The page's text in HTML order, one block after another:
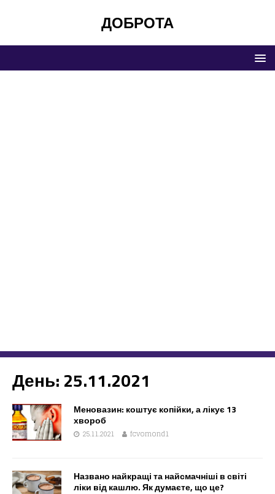
ДОБРОТА
День: 25.11.2021
Меновазин: коштує копійки, а лікує 13
хвороб
25.11.2021 fcvomond1
Названо найкращі та найсмачніші в світі
ліки від кашлю. Як думаєте, що це?